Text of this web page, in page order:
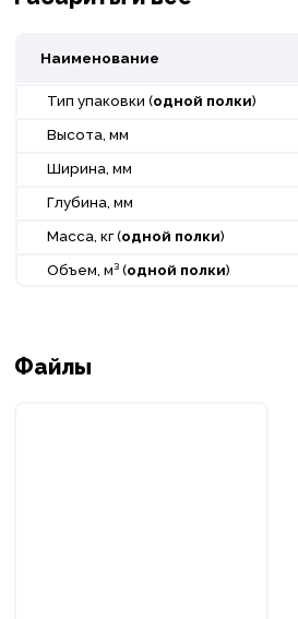
Наименование
Тип упаковки (одной полки)
Высота, мм
Ширина, мм
Глубина, мм
Масса, кг (одной полки)
Объем, м³ (одной полки)
Файлы